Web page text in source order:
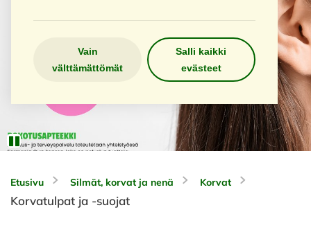
Vain
välttämättömät
Salli kaikki
evästeet
Etusivu Silmät, korvat ja nenä Korvat
Korvatulpat ja -suojat